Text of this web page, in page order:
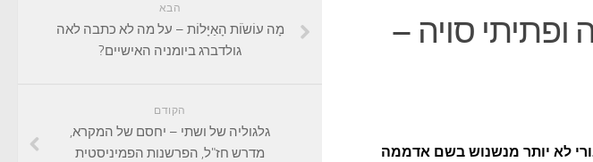
ופתיתי סויה –
לא יותר מנשנוש בשם אדממה
הבא
מָה עוֹשֹוֹת הָאַיָּלוֹת – על מה לא כתבה לאה
גולדברג ביומניה האישיים?
הקודם
גלגוליה של ושתי – יחסם של המקרא,
מדרש חז"ל, הפרשנות הפמיניסטית